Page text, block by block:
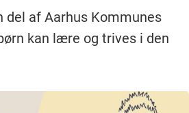
del af Aarhus Kommunes
kan lære og trives i den